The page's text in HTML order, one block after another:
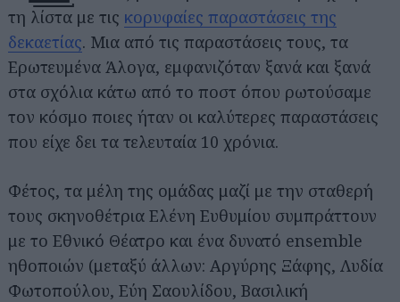
τη λίστα με τις κορυφαίες παραστάσεις της
δεκαετίας. Μια από τις παραστάσεις τους, τα
Ερωτευμένα Άλογα, εμφανιζόταν ξανά και ξανά
στα σχόλια κάτω από το ποστ όπου ρωτούσαμε
τον κόσμο ποιες ήταν οι καλύτερες παραστάσεις
που είχε δει τα τελευταία 10 χρόνια.
Φέτος, τα μέλη της ομάδας μαζί με την σταθερή
τους σκηνοθέτρια Ελένη Ευθυμίου συμπράττουν
με το Εθνικό Θέατρο και ένα δυνατό ensemble
ηθοποιών (μεταξύ άλλων: Αργύρης Ξάφης, Λυδία
Φωτοπούλου, Εύη Σαουλίδου, Βασιλική